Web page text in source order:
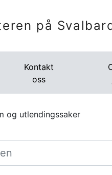
på
Kontakt
oss
og utlendingssaker